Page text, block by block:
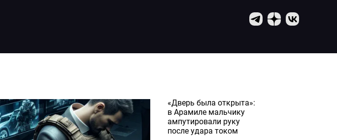
«Дверь была открыта»:
в Арамиле мальчику
ампутировали руку
после удара током